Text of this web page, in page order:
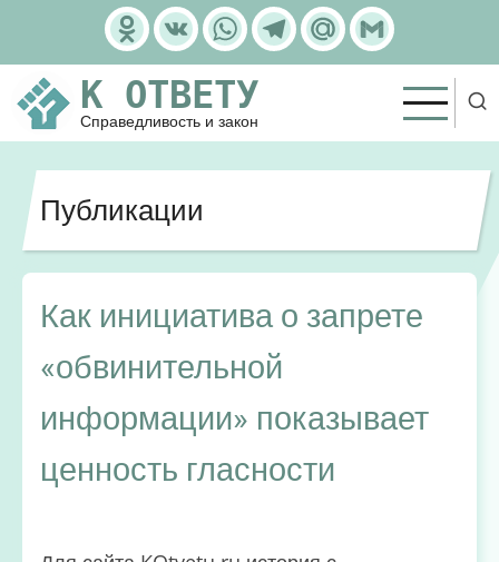
основному
содержанию
Odnoklassniki
VK WhatsAppTelegram
Mail.Ru
К ОТВЕТУ
Справедливость и закон
Публикации
Как инициатива о запрете
«обвинительной
информации» показывает
ценность гласности